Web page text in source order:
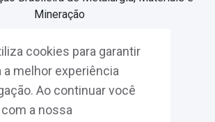
cookies para garantir
a melhor experiência
Ao continuar você
a nossa
Mineração
Associe-se
Fazer Login